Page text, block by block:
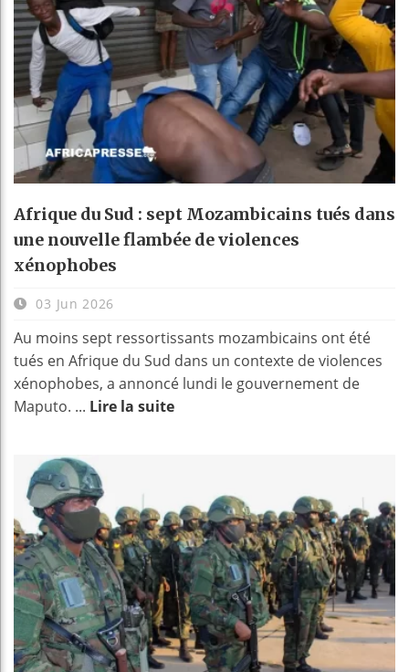
Afrique du Sud : sept Mozambicains tués dans
une nouvelle flambée de violences
xénophobes
03 Jun 2026
Au moins sept ressortissants mozambicains ont été
tués en Afrique du Sud dans un contexte de violences
xénophobes, a annoncé lundi le gouvernement de
Maputo. ... Lire la suite